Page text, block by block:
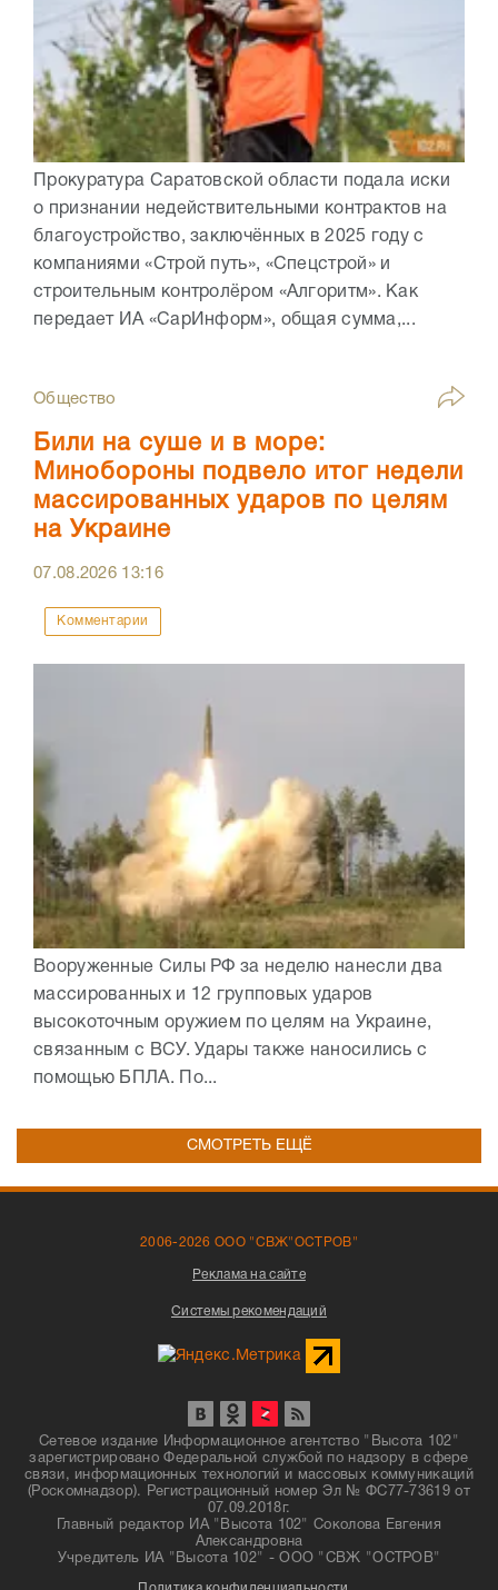
Прокуратура Саратовской области подала иски
о признании недействительными контрактов на
благоустройство, заключённых в 2025 году с
компаниями «Строй путь», «Спецстрой» и
строительным контролёром «Алгоритм». Как
передает ИА «СарИнформ», общая сумма,...
Общество
Били на суше и в море:
Минобороны подвело итог недели
массированных ударов по целям
на Украине
07.08.2026 13:16
Комментарии
Вооруженные Силы РФ за неделю нанесли два
массированных и 12 групповых ударов
высокоточным оружием по целям на Украине,
связанным с ВСУ. Удары также наносились с
помощью БПЛА. По...
СМОТРЕТЬ ЕЩЁ
2006-2026 ООО "СВЖ"ОСТРОВ"
Реклама на сайте
Системы рекомендаций
Сетевое издание Информационное агентство "Высота 102"
зарегистрировано Федеральной службой по надзору в сфере
связи, информационных технологий и массовых коммуникаций
(Роскомнадзор). Регистрационный номер Эл № ФС77-73619 от
07.09.2018г.
Главный редактор ИА "Высота 102" Соколова Евгения
Александровна
Учредитель ИА "Высота 102" - ООО "СВЖ "ОСТРОВ"